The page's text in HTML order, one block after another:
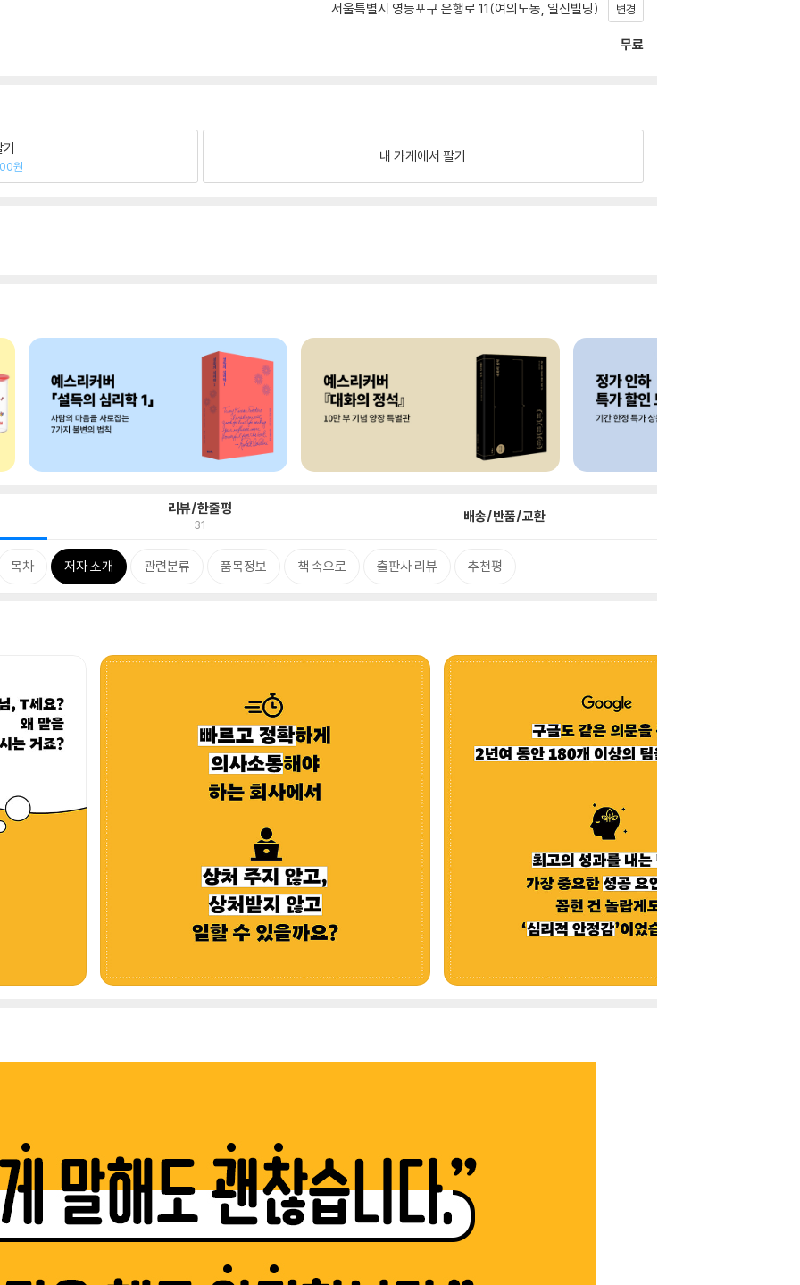
서울특별시 영등포구 은행로 11(여의도동, 일신빌딩) 변경
무료
원
내 가게에서 팔기
리뷰/한줄평
31 배송/반품/교환
목차 저자 소개 관련분류 품목정보 책 속으로 출판사 리뷰 추천평